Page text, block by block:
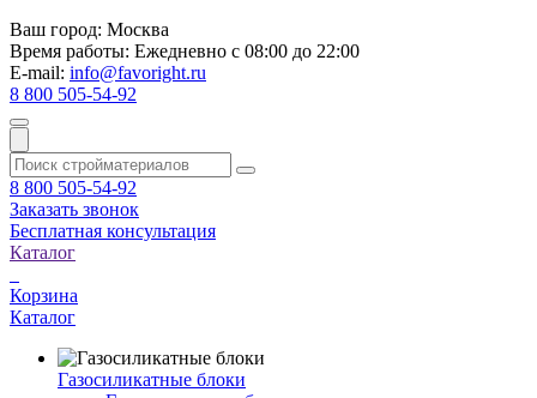
Ваш город: Москва
Время работы: Ежедневно с 08:00 до 22:00
E-mail: info@favoright.ru
8 800 505-54-92
8 800 505-54-92
Заказать звонок
Бесплатная консультация
Каталог
Корзина
Каталог
Газосиликатные блоки